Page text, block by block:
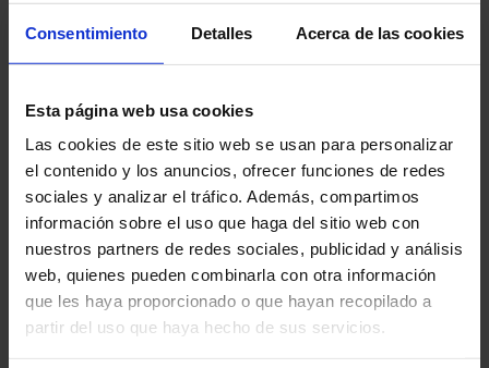
Consentimiento Detalles Acerca de las cookies
Esta página web usa cookies
Las cookies de este sitio web se usan para personalizar
el contenido y los anuncios, ofrecer funciones de redes
sociales y analizar el tráfico. Además, compartimos
información sobre el uso que haga del sitio web con
nuestros partners de redes sociales, publicidad y análisis
web, quienes pueden combinarla con otra información
que les haya proporcionado o que hayan recopilado a
partir del uso que haya hecho de sus servicios.
Verpackungseinheit:
1 Stück
INFORMATIONEN ANFRAGEN
Geschatzte Lieferfrist:2-3 Tage
Sichere Zahlung
Zufriedenheit garantiert